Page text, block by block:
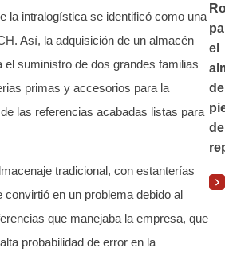
la intralogística se identificó como una
Así, la adquisición de un almacén
el suministro de dos grandes familias
primas y accesorios para la
las referencias acabadas listas para
tradicional, con estanterías
convirtió en un problema debido al
que manejaba la empresa, que
probabilidad de error en la
el
de
de